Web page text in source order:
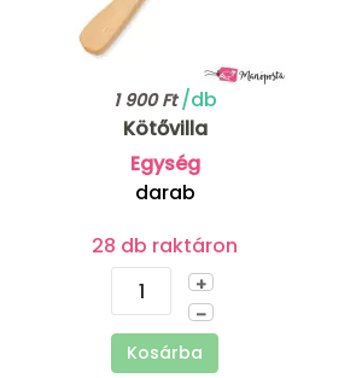
1 900 Ft/db
Kötővilla
Egység
darab
28 db raktáron
+
–
Kosárba